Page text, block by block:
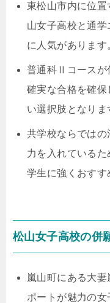
東松山市内に位
山女子高校と通
に人気があります
普通科Ⅱコースが
確実な合格を確
い選択肢となりま
共学校ならでは
力を入れている
学生に強くおすす
松山女子高校の併
嵐山町にある大
ポートが魅力の